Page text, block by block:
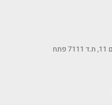
כתובתנו: רחוב הסיבים 11, ת.ד 7111 פתח